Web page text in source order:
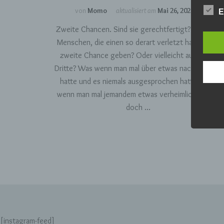
von Momo aktualisiert am Mai 26, 2021
Zweite Chancen. Sind sie gerechtfertigt? Darf man
Menschen, die einen so derart verletzt haben eine
zweite Chance geben? Oder vielleicht auch eine
Dritte? Was wenn man mal über etwas nachgedacht
hatte und es niemals ausgesprochen hatte? Was
wenn man mal jemandem etwas verheimlicht hatte,
doch …
[instagram-feed]
Wir
und
Aus
Die